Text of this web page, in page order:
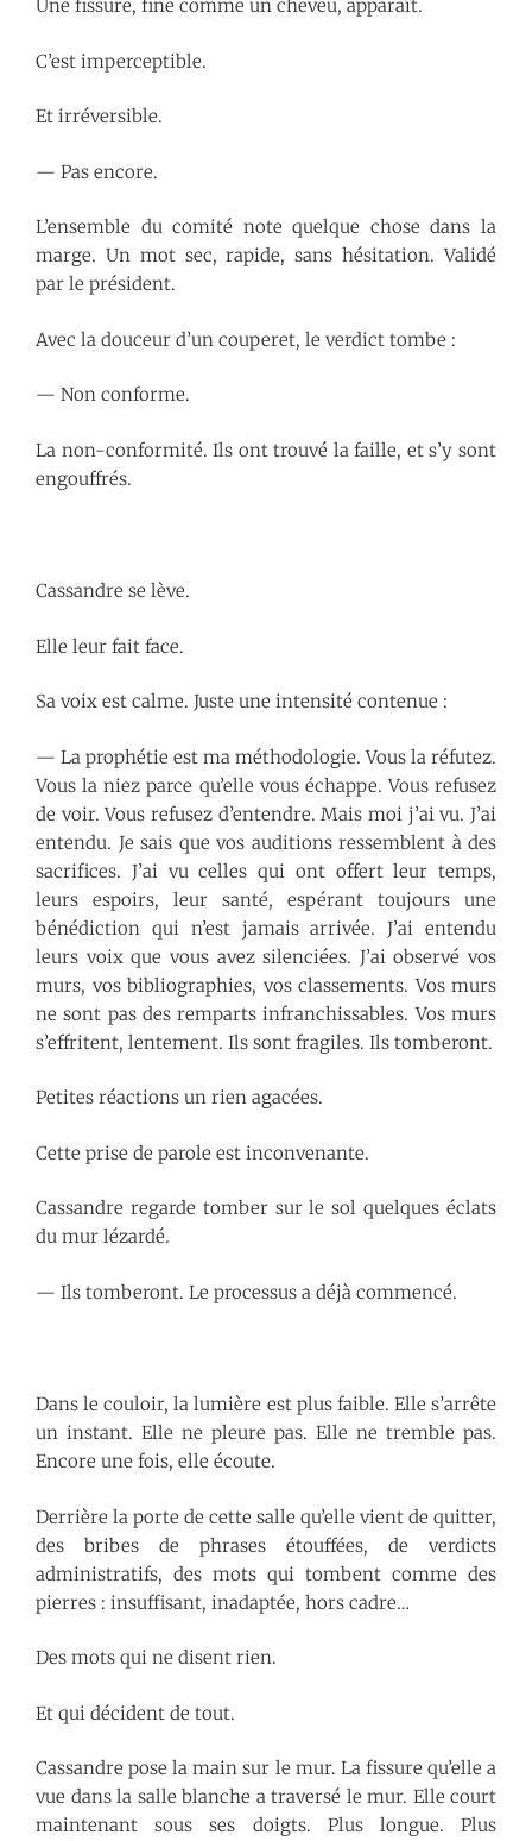
Une fissure, fine comme un cheveu, apparaît.
C’est imperceptible.
Et irréversible.
— Pas encore.
L’ensemble du comité note quelque chose dans la
marge. Un mot sec, rapide, sans hésitation. Validé
par le président.
Avec la douceur d’un couperet, le verdict tombe :
— Non conforme.
La non-conformité. Ils ont trouvé la faille, et s’y sont
engouffrés.
Cassandre se lève.
Elle leur fait face.
Sa voix est calme. Juste une intensité contenue :
— La prophétie est ma méthodologie. Vous la réfutez.
Vous la niez parce qu’elle vous échappe. Vous refusez
de voir. Vous refusez d’entendre. Mais moi j’ai vu. J’ai
entendu. Je sais que vos auditions ressemblent à des
sacrifices. J’ai vu celles qui ont offert leur temps,
leurs espoirs, leur santé, espérant toujours une
bénédiction qui n’est jamais arrivée. J’ai entendu
leurs voix que vous avez silenciées. J’ai observé vos
murs, vos bibliographies, vos classements. Vos murs
ne sont pas des remparts infranchissables. Vos murs
s’effritent, lentement. Ils sont fragiles. Ils tomberont.
Petites réactions un rien agacées.
Cette prise de parole est inconvenante.
Cassandre regarde tomber sur le sol quelques éclats
du mur lézardé.
— Ils tomberont. Le processus a déjà commencé.
Dans le couloir, la lumière est plus faible. Elle s’arrête
un instant. Elle ne pleure pas. Elle ne tremble pas.
Encore une fois, elle écoute.
Derrière la porte de cette salle qu’elle vient de quitter,
des bribes de phrases étouffées, de verdicts
administratifs, des mots qui tombent comme des
pierres : insuffisant, inadaptée, hors cadre…
Des mots qui ne disent rien.
Et qui décident de tout.
Cassandre pose la main sur le mur. La fissure qu’elle a
vue dans la salle blanche a traversé le mur. Elle court
maintenant sous ses doigts. Plus longue. Plus